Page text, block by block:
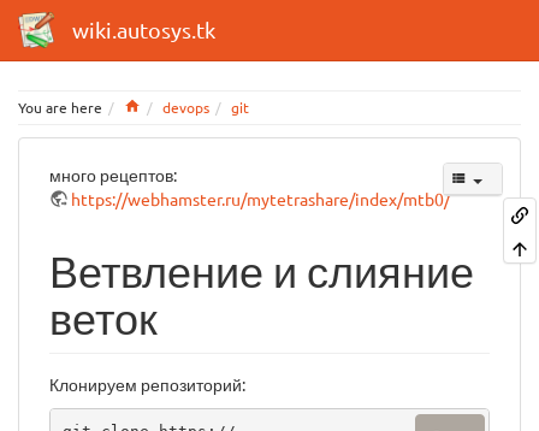
wiki.autosys.tk
You are here Homedevops git
много рецептов:
https://webhamster.ru/mytetrashare/index/mtb0/
Ветвление и слияние
веток
Клонируем репозиторий: